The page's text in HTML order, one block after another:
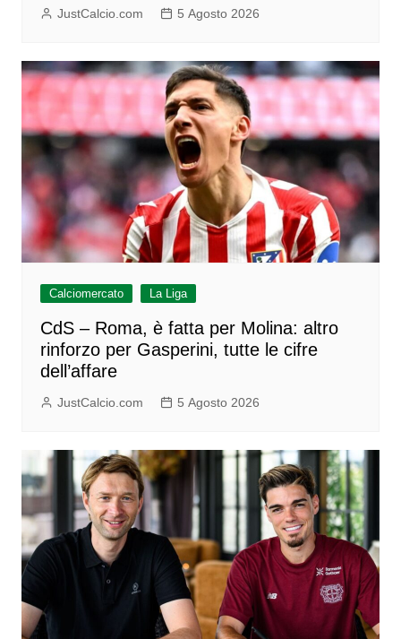
JustCalcio.com 5 Agosto 2026
Calciomercato La Liga
CdS – Roma, è fatta per Molina: altro
rinforzo per Gasperini, tutte le cifre
dell’affare
JustCalcio.com 5 Agosto 2026